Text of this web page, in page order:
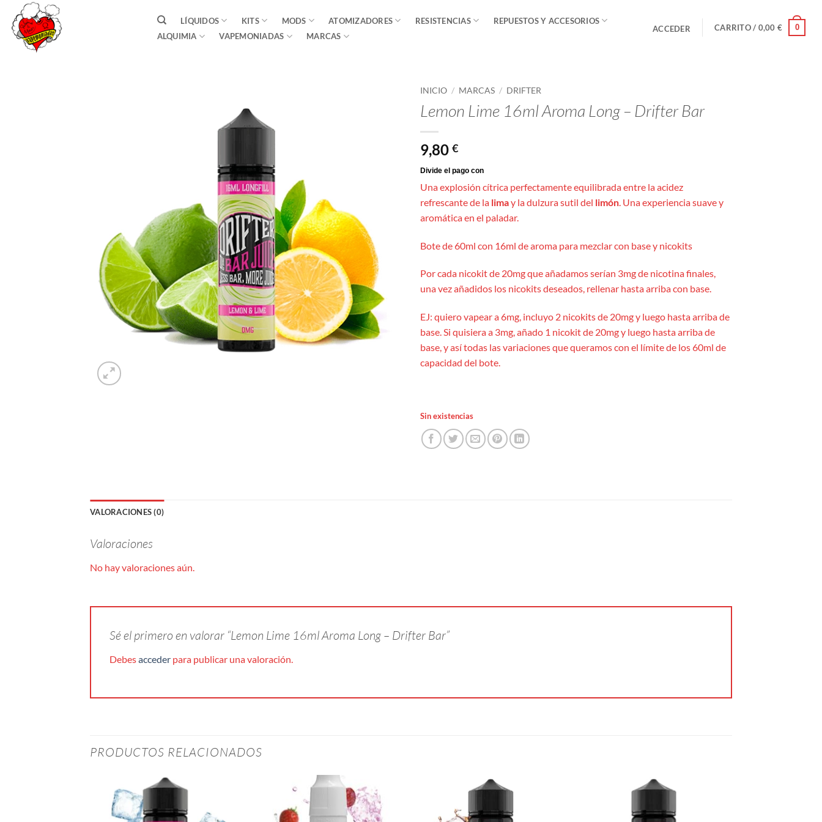
Saltar
contenido
LÍQUIDOS KITS MODS ATOMIZADORES RESISTENCIAS
REPUESTOS Y ACCESORIOS
ALQUIMIA
VAPEMONIADAS MARCAS
ACCEDER CARRITO / 0,00 € 0
INICIO / MARCAS / DRIFTER
Lemon Lime 16ml Aroma Long – Drifter Bar
9,80 €
Una explosión cítrica perfectamente equilibrada entre la acidez
refrescante de la limay la dulzura sutil del limón . Una experiencia suave y
aromática en el paladar.
Bote de 60ml con 16ml de aroma para mezclar con base y nicokits
Por cada nicokit de 20mg que añadamos serían 3mg de nicotina finales,
una vez añadidos los nicokits deseados, rellenar hasta arriba con base.
EJ: quiero vapear a 6mg, incluyo 2 nicokits de 20mg y luego hasta arriba de
base. Si quisiera a 3mg, añado 1 nicokit de 20mg y luego hasta arriba de
base, y así todas las variaciones que queramos con el límite de los 60ml de
capacidad del bote.
Sin existencias
VALORACIONES (0)
Valoraciones
No hay valoraciones aún.
Sé el primero en valorar “Lemon Lime 16ml Aroma Long – Drifter Bar”
Debesacceder para publicar una valoración.
PRODUCTOS RELACIONADOS